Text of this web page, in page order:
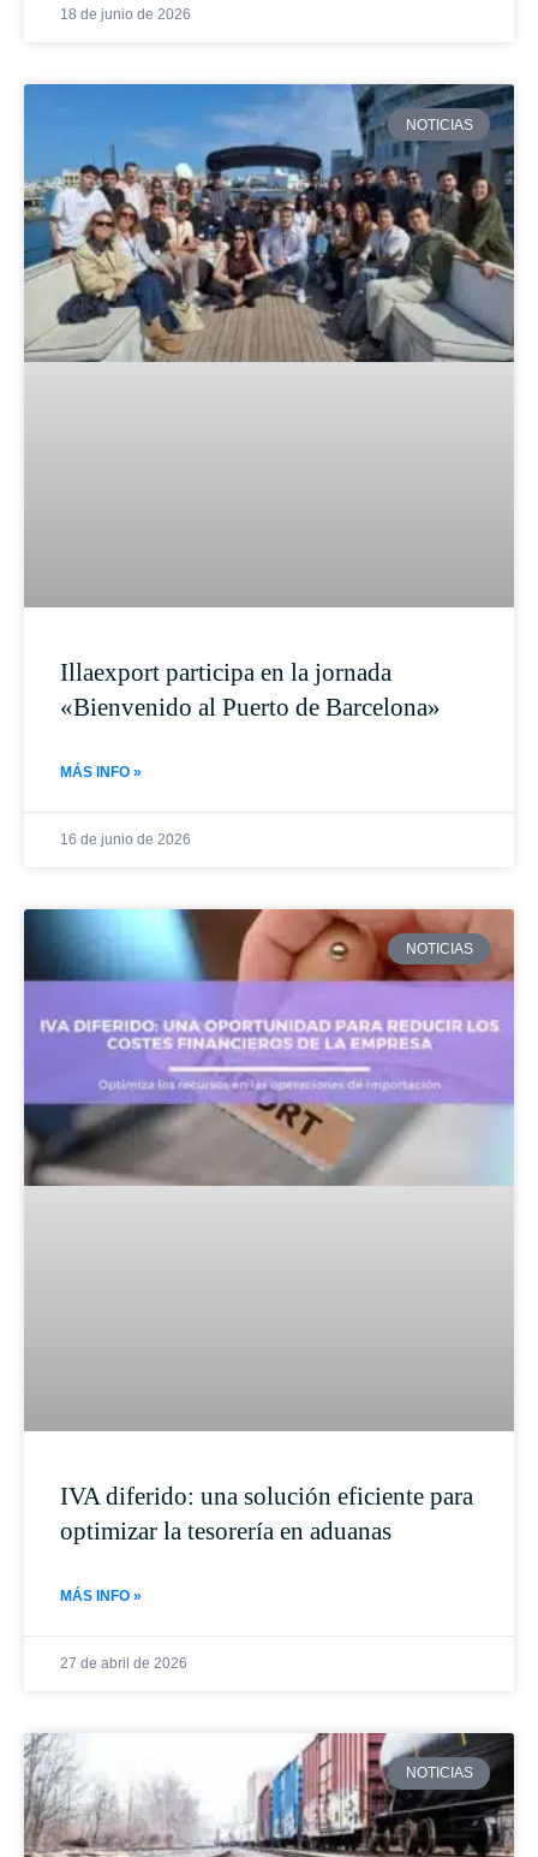
18 de junio de 2026
NOTICIAS
Illaexport participa en la jornada
«Bienvenido al Puerto de Barcelona»
MÁS INFO »
16 de junio de 2026
NOTICIAS
IVA diferido: una solución eficiente para
optimizar la tesorería en aduanas
MÁS INFO »
27 de abril de 2026
NOTICIAS